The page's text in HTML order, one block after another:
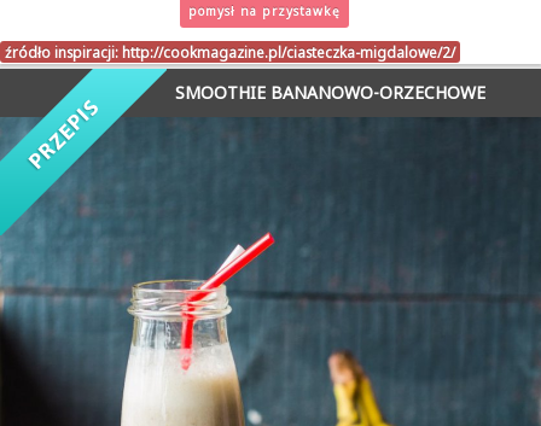
pomysł na przystawkę
źródło inspiracji: http://cookmagazine.pl/ciasteczka-migdalowe/2/
SMOOTHIE BANANOWO-ORZECHOWE